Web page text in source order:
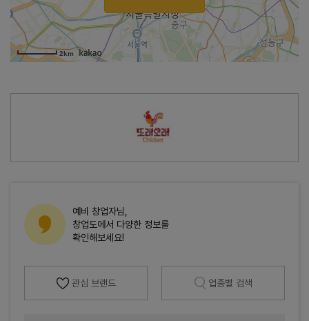
2km
예비 창업자님,
창업도에서 다양한 정보를
확인해보세요!
관심 브랜드 업종별 검색